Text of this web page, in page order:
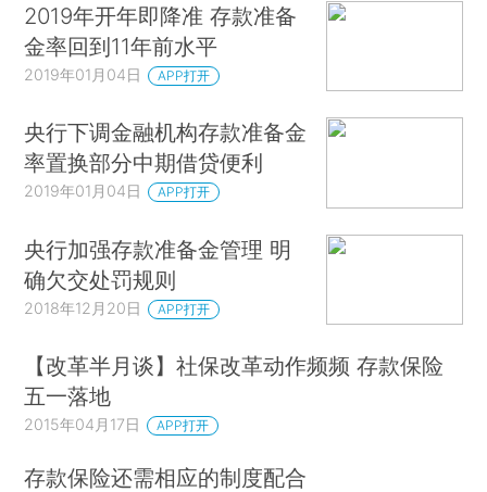
2019年开年即降准 存款准备
金率回到11年前水平
2019年01月04日 APP打开
央行下调金融机构存款准备金
率置换部分中期借贷便利
2019年01月04日 APP打开
央行加强存款准备金管理 明
确欠交处罚规则
2018年12月20日 APP打开
【改革半月谈】社保改革动作频频 存款保险
五一落地
2015年04月17日 APP打开
存款保险还需相应的制度配合